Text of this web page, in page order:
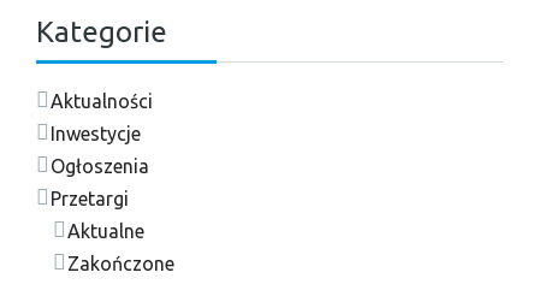
Kategorie
Aktualności
Inwestycje
Ogłoszenia
Przetargi
Aktualne
Zakończone